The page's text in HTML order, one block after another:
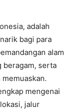
adalah
bagi para
alam
beragam, serta
mengenai
jalur